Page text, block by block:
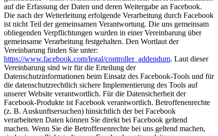
auf die Erfassung der Daten und deren Weitergabe an Facebook.
Die nach der Weiterleitung erfolgende Verarbeitung durch Facebook
ist nicht Teil der gemeinsamen Verantwortung. Die uns gemeinsam
obliegenden Verpflichtungen wurden in einer Vereinbarung über
gemeinsame Verarbeitung festgehalten. Den Wortlaut der
Vereinbarung finden Sie unter:
https://www.facebook.com/legal/controller_addendum. Laut dieser
Vereinbarung sind wir für die Erteilung der
Datenschutzinformationen beim Einsatz des Facebook-Tools und für
die datenschutzrechtlich sichere Implementierung des Tools auf
unserer Website verantwortlich. Für die Datensicherheit der
Facebook-Produkte ist Facebook verantwortlich. Betroffenenrechte
(z. B. Auskunftsersuchen) hinsichtlich der bei Facebook
verarbeiteten Daten können Sie direkt bei Facebook geltend
machen. Wenn Sie die Betroffenenrechte bei uns geltend machen,